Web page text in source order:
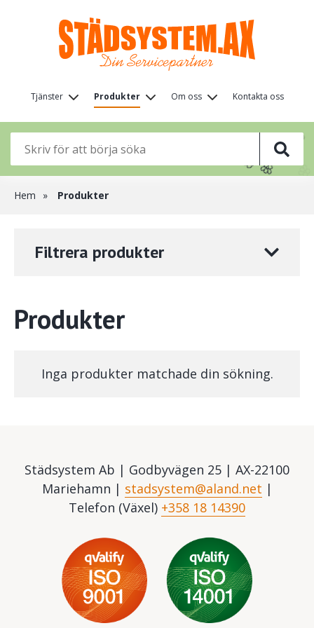
huvudinnehåll
Huvudmeny
(nivå
1)
Tjänster Produkter Om oss Kontakta oss
🌸
🌸
🦋🌸
🌸
Länkstig
Hem Produkter
Filtrera produkter
Produkter
Inga produkter matchade din sökning.
Städsystem Ab | Godbyvägen 25 | AX-22100
Mariehamn | stadsystem@aland.net |
Telefon (Växel) +358 18 14390